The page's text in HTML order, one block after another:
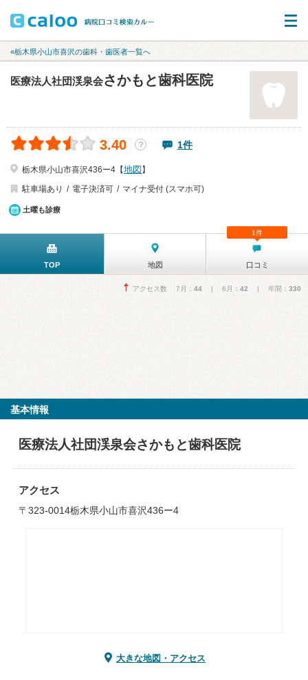
«栃木県小山市喜沢の歯科・歯医者一覧へ
医療法人社団渓泉会さかもと歯科医院
3.40 ？ 1件
栃木県小山市喜沢436ー4【地図 】
駐車場あり
電子決済可 マイナ受付 (スマホ可)
土曜も診療
TOP 地図 口コミ
1件
アクセス数 7月： 44 | 6月： 42 | 年間： 330
基本情報
医療法人社団渓泉会さかもと歯科医院
アクセス
〒323-0014栃木県小山市喜沢436ー4
大きな地図・アクセス